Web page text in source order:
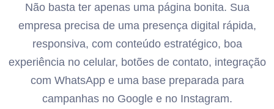
Não basta ter apenas uma página bonita. Sua
empresa precisa de uma presença digital rápida,
responsiva, com conteúdo estratégico, boa
experiência no celular, botões de contato, integração
com WhatsApp e uma base preparada para
campanhas no Google e no Instagram.